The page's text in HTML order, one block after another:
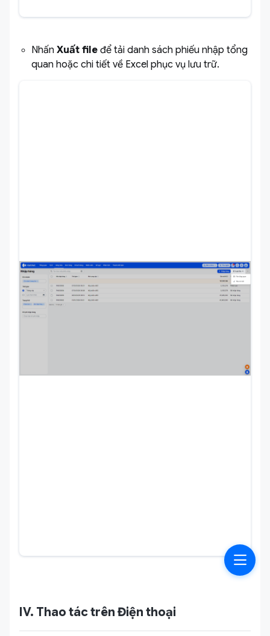
Nhấn Xuất file để tải danh sách phiếu nhập tổng
quan hoặc chi tiết về Excel phục vụ lưu trữ.
IV. Thao tác trên Điện thoại